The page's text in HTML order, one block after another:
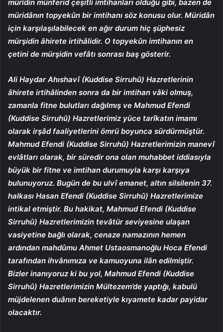
mürîdin münferid çeşitli imtihanları olduğu gibi, bazen de
müridânın topyekûn bir imtihanı söz konusu olur. Müridân
için karşılaşılabilecek en ağır durum hiç şüphesiz
mürşidin âhirete irtihâlidir. O topyekûn imtihanın en
çetini de mürşidin vefâtı sonrası baş gösterir.
Ali Haydar Ahıshavî (Kuddise Sirruhû) Hazretlerinin
âhirete irtihâlinden sonra da bir imtihan vâki olmuş,
zamanla fitne bulutları dağılmış ve Mahmud Efendi
(Kuddise Sirruhû) Hazretlerimiz yüce tarîkatın imamı
olarak irşâd faaliyetlerini ömrü boyunca sürdürmüştür.
Mahmud Efendi (Kuddise Sirruhû) Hazretlerimizin manevî
evlâtları olarak, bir süredir ona olan muhabbet iddiasıyla
büyük bir fitne ve imtihan durumuyla karşı karşıya
bulunuyoruz. Bugün de bu ulvî emanet, altın silsilenin 37.
halkası Hasan Efendi (Kuddise Sirruhû) Hazretlerimize
intikal etmiştir. Bu hakikat, Mahmud Efendi (Kuddise
Sirruhû) Hazretlerimizin tevâtür seviyesine ulaşan
vasiyetine bağlı olarak, cenaze namazının hemen
ardından mahdûmu Ahmet Ustaosmanoğlu Hoca Efendi
tarafından ihvânımıza ve kamuoyuna ilân edilmiştir.
Bizler inanıyoruz ki bu yol, Mahmud Efendi (Kuddise
Sirruhû) Hazretlerimizin Mültezem’de yaptığı, kabulü
müjdelenen duânın bereketiyle kıyamete kadar payidar
olacaktır.